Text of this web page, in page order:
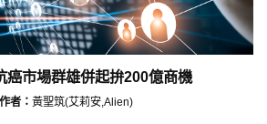
癌市場群雄併起拚200億商機
作者： 黃聖筑(艾莉安,Alien)